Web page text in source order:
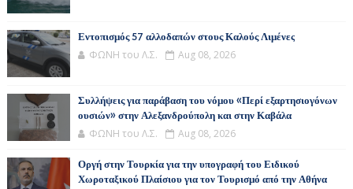
Εντοπισμός 57 αλλοδαπών στους Καλούς Λιμένες
ΦΩΝΗ του Λ.Σ. Aug 08, 2026
Συλλήψεις για παράβαση του νόμου «Περί εξαρτησιογόνων
ουσιών» στην Αλεξανδρούπολη και στην Καβάλα
ΦΩΝΗ του Λ.Σ. Aug 08, 2026
Οργή στην Τουρκία για την υπογραφή του Ειδικού
Χωροταξικού Πλαίσιου για τον Τουρισμό από την Αθήνα